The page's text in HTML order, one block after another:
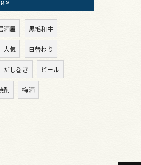
酒屋 黒毛和牛
人気 日替わり
だし巻き ビール
酎 梅酒